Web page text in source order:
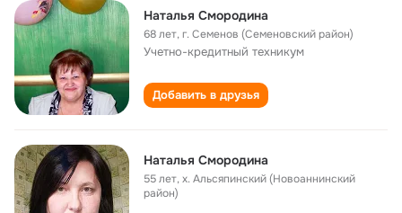
Наталья Смородина
68 лет,г. Семенов (Семеновский район)
Учетно-кредитный техникум
Добавить в друзья
Наталья Смородина
55 лет,х. Альсяпинский (Новоаннинский
район)